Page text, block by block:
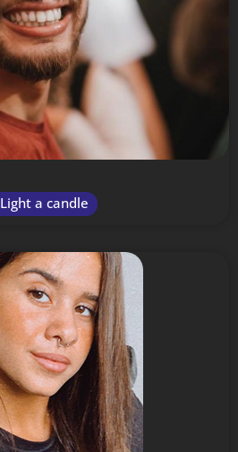
Light a candle